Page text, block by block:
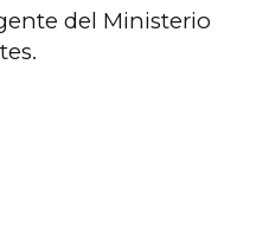
del Ministerio